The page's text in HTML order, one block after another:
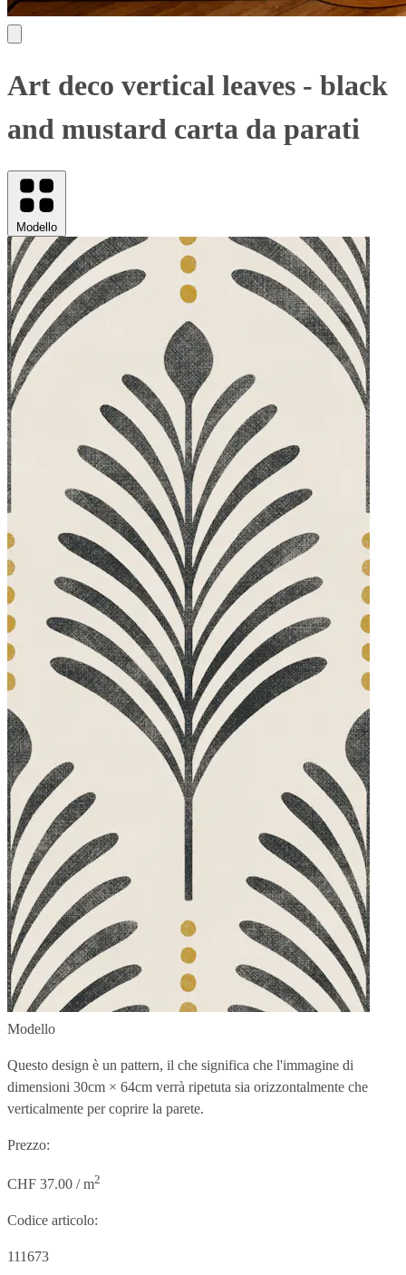
Art deco vertical leaves - black
and mustard carta da parati
Modello
Modello
Questo design è un pattern, il che significa che l'immagine di
dimensioni 30cm × 64cm verrà ripetuta sia orizzontalmente che
verticalmente per coprire la parete.
Prezzo:
CHF 37.00 / m2
Codice articolo:
111673